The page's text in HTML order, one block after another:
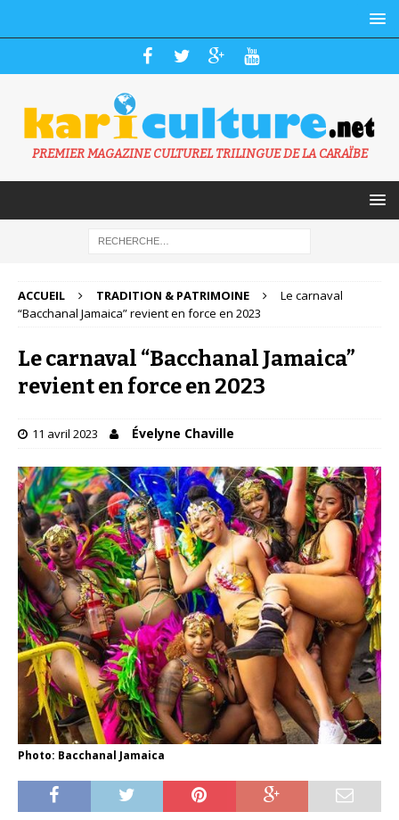
PREMIER MAGAZINE CULTUREL TRILINGUE DE LA CARAÏBE
ACCUEIL TRADITION & PATRIMOINE
Le carnaval
“Bacchanal Jamaica” revient en force en 2023
Le carnaval “Bacchanal Jamaica”
revient en force en 2023
11 avril 2023 Évelyne Chaville
Photo: Bacchanal Jamaica